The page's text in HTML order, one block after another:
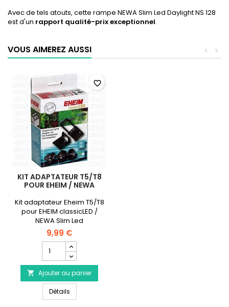
Avec de tels atouts, cette rampe NEWA Slim Led Daylight NS 128
est d'un rapport qualité-prix exceptionnel.
VOUS AIMEREZ AUSSI >
<
KIT ADAPTATEUR T5/T8
POUR EHEIM / NEWA
Kit adaptateur Eheim T5/T8
pour EHEIM classicLED /
NEWA Slim Led
9,99 €
quantité
du
produit
Kit
Adaptateur
T5/T8
 Ajouter au panier
DétailsKit Adaptateur T5/T8 pour EHEIM / NEWA
favorite_border